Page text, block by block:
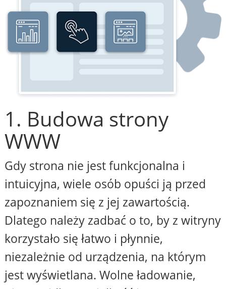
1. Budowa strony
WWW
Gdy strona nie jest funkcjonalna i
intuicyjna, wiele osób opuści ją przed
zapoznaniem się z jej zawartością.
Dlatego należy zadbać o to, by z witryny
korzystało się łatwo i płynnie,
niezależnie od urządzenia, na którym
jest wyświetlana. Wolne ładowanie,